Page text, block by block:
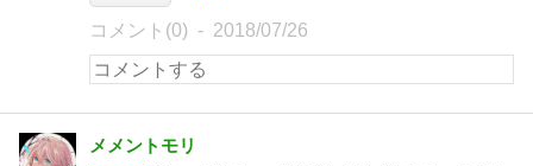
コメント(0) 2018/07/26
メメントモリ